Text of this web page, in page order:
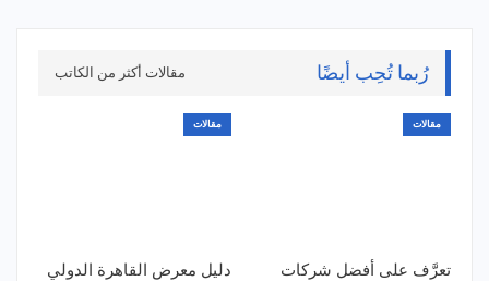
رُبما تُحِب أيضًا مقالات أكثر من الكاتب
مقالات
تعرَّف على أفضل شركات
مقالات
دليل معرض القاهرة الدولي